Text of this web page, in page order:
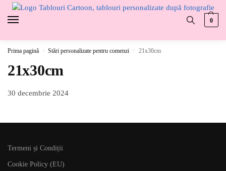
0
Prima pagină / Stări personalizate pentru comenzi / 21x30cm
21x30cm
30 decembrie 2024
Termeni și Condiții
Cookie Policy (EU)